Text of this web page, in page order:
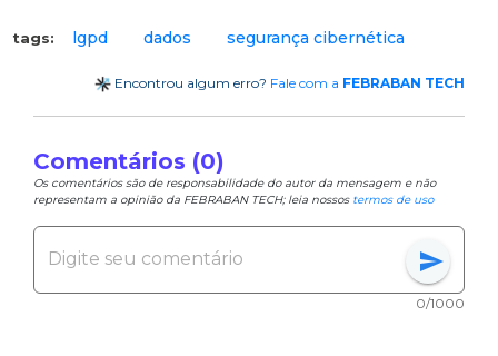
tags: lgpd dados segurança cibernética
Encontrou algum erro? Fale com a FEBRABAN TECH
Comentários (0)
Os comentários são de responsabilidade do autor da mensagem e não
representam a opinião da FEBRABAN TECH; leia nossos termos de uso
send
0/1000